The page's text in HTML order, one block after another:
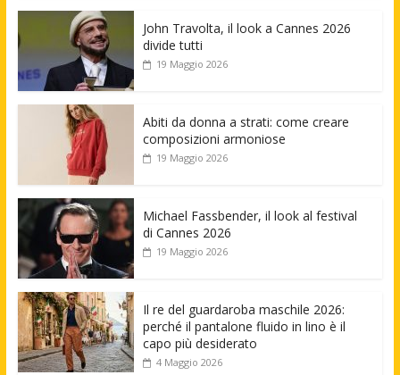
John Travolta, il look a Cannes 2026
divide tutti
19 Maggio 2026
Abiti da donna a strati: come creare
composizioni armoniose
19 Maggio 2026
Michael Fassbender, il look al festival
di Cannes 2026
19 Maggio 2026
Il re del guardaroba maschile 2026:
perché il pantalone fluido in lino è il
capo più desiderato
4 Maggio 2026